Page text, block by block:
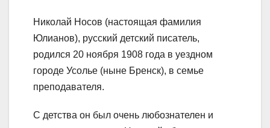
Николай Носов (настоящая фамилия
Юлианов), русский детский писатель,
родился 20 ноября 1908 года в уездном
городе Усолье (ныне Бренск), в семье
преподавателя.
С детства он был очень любознателен и